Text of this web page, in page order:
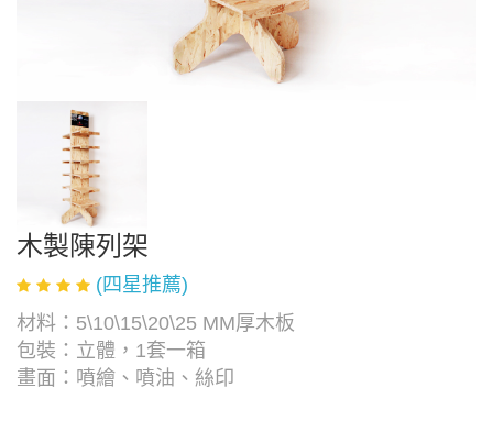
木製陳列架
(四星推薦)
材料：5\10\15\20\25 MM厚木板
包裝：立體，1套一箱
畫面：噴繪、噴油、絲印